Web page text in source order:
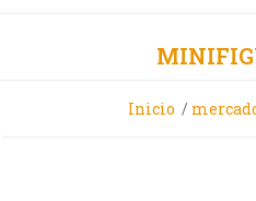
Inicio